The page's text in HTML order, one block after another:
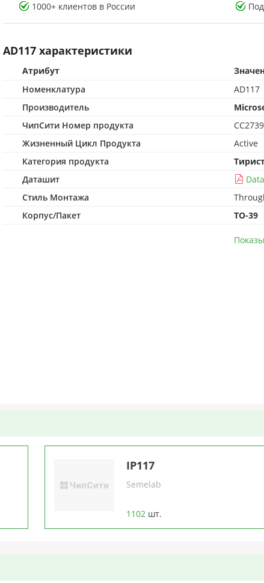
15+ лет опыта в контроле качества
Защита от подделок по стандартам CMA
15+ лет опыта в контроле качества
Защита от подделок по
1000+ клиентов в России
AD117 характеристики
Атрибут
Номенклатура
AD117
Производитель
ЧипСити Номер продукта
Жизненный Цикл Продукта
Active
Категория продукта
Даташит
Стиль Монтажа
Корпус/Пакет
TO-39
IP117
Semelab
1102 шт.